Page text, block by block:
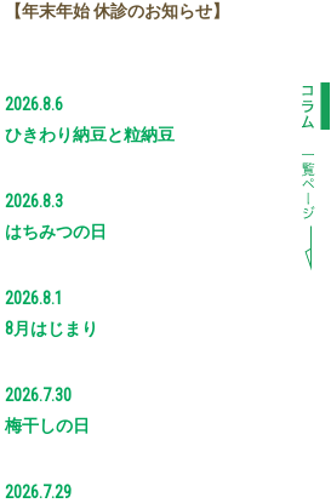
【年末年始 休診のお知らせ】
2026.8.6
ひきわり納豆と粒納豆
2026.8.3
はちみつの日
2026.8.1
8月はじまり
2026.7.30
梅干しの日
2026.7.29